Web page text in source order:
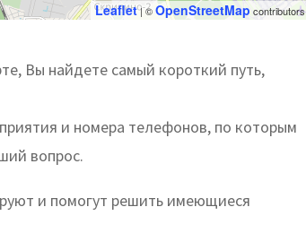
Leaflet| ©OpenStreetMap contributors
Вы найдете самый короткий путь,
и номера телефонов, по которым
вопрос.
и помогут решить имеющиеся